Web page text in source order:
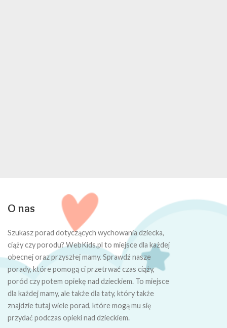
O nas
Szukasz porad dotyczących wychowania dziecka,
ciąży czy porodu? WebKids.pl to miejsce dla każdej
obecnej oraz przyszłej mamy. Sprawdź nasze
porady, które pomogą ci przetrwać czas ciąży,
poród czy potem opiekę nad dzieckiem. To miejsce
dla każdej mamy, ale także dla taty, który także
znajdzie tutaj wiele porad, które mogą mu się
przydać podczas opieki nad dzieckiem.